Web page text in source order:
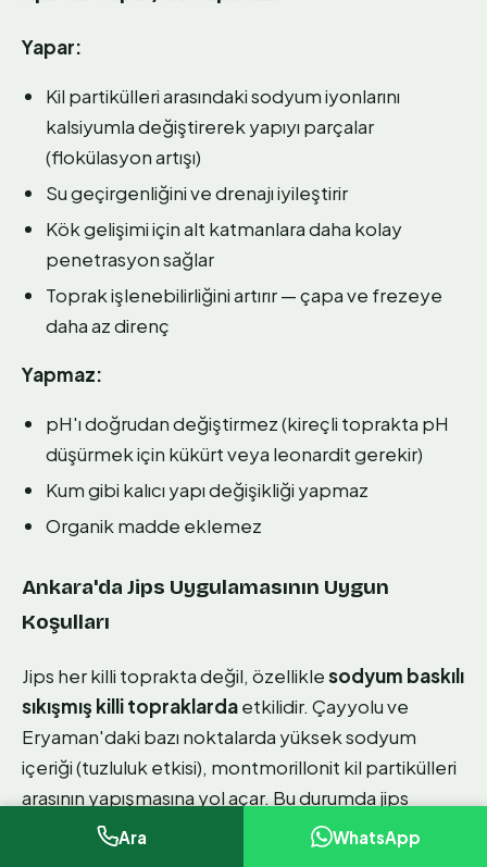
Yapar:
Kil partikülleri arasındaki sodyum iyonlarını
kalsiyumla değiştirerek yapıyı parçalar
(flokülasyon artışı)
Su geçirgenliğini ve drenajı iyileştirir
Kök gelişimi için alt katmanlara daha kolay
penetrasyon sağlar
Toprak işlenebilirliğini artırır — çapa ve frezeye
daha az direnç
Yapmaz:
pH'ı doğrudan değiştirmez (kireçli toprakta pH
düşürmek için kükürt veya leonardit gerekir)
Kum gibi kalıcı yapı değişikliği yapmaz
Organik madde eklemez
Ankara'da Jips Uygulamasının Uygun
Koşulları
Jips her killi toprakta değil, özelliklesodyum baskılı
sıkışmış killi topraklardaetkilidir. Çayyolu ve
Eryaman'daki bazı noktalarda yüksek sodyum
içeriği (tuzluluk etkisi), montmorillonit kil partikülleri
arasının yapışmasına yol açar. Bu durumda jips
uygulaması dikkat çekici bir açılma sağlar.
Ara WhatsApp